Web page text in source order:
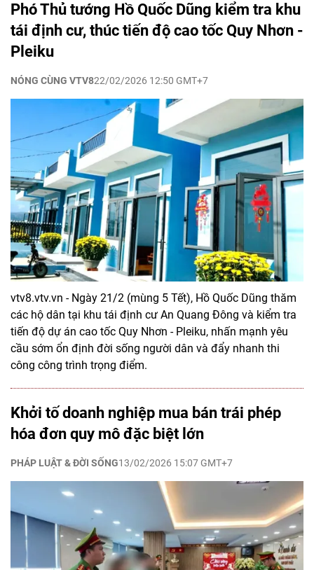
Phó Thủ tướng Hồ Quốc Dũng kiểm tra khu
tái định cư, thúc tiến độ cao tốc Quy Nhơn -
Pleiku
NÓNG CÙNG VTV822/02/2026 12:50 GMT+7
vtv8.vtv.vn - Ngày 21/2 (mùng 5 Tết), Hồ Quốc Dũng thăm
các hộ dân tại khu tái định cư An Quang Đông và kiểm tra
tiến độ dự án cao tốc Quy Nhơn - Pleiku, nhấn mạnh yêu
cầu sớm ổn định đời sống người dân và đẩy nhanh thi
công công trình trọng điểm.
Khởi tố doanh nghiệp mua bán trái phép
hóa đơn quy mô đặc biệt lớn
PHÁP LUẬT & ĐỜI SỐNG13/02/2026 15:07 GMT+7